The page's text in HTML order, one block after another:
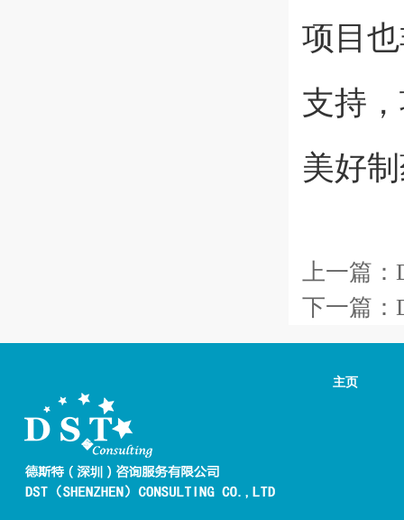
项目
支持
美好
上一篇：
下一篇：
主页